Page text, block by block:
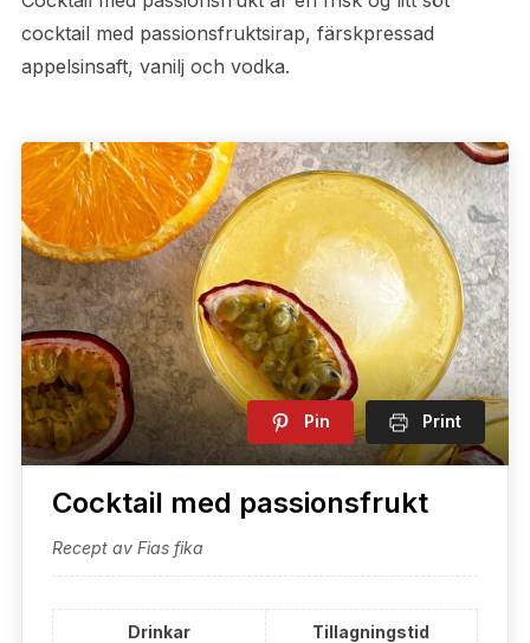
cocktail med passionsfruktsirap, färskpressad
appelsinsaft, vanilj och vodka.
Pin Print
Cocktail med passionsfrukt
Recept av Fias fika
Drinkar
Tillagningstid